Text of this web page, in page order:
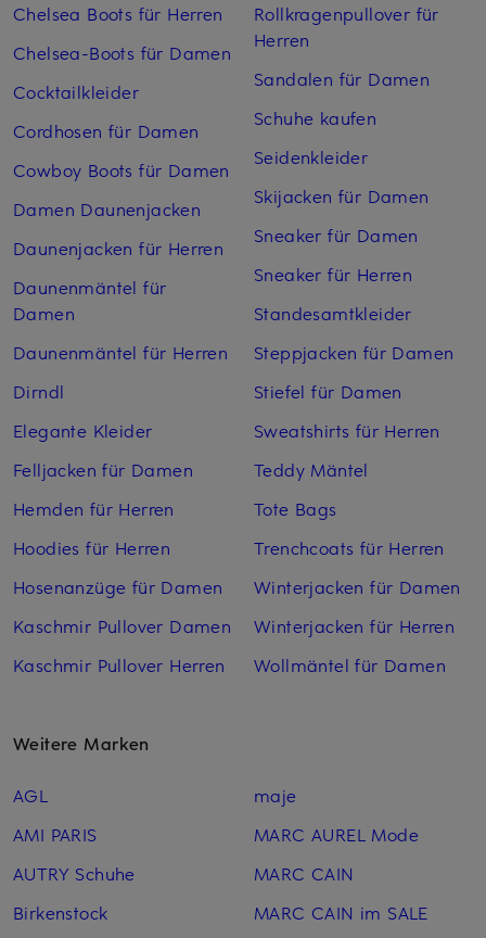
Chelsea Boots für Herren
Chelsea-Boots für Damen
Cocktailkleider
Cordhosen für Damen
Cowboy Boots für Damen
Damen Daunenjacken
Daunenjacken für Herren
Daunenmäntel für
Damen
Daunenmäntel für Herren
Dirndl
Elegante Kleider
Felljacken für Damen
Hemden für Herren
Hoodies für Herren
Hosenanzüge für Damen
Kaschmir Pullover Damen
Kaschmir Pullover Herren
Rollkragenpullover für
Herren
Sandalen für Damen
Schuhe kaufen
Seidenkleider
Skijacken für Damen
Sneaker für Damen
Sneaker für Herren
Standesamtkleider
Steppjacken für Damen
Stiefel für Damen
Sweatshirts für Herren
Teddy Mäntel
Tote Bags
Trenchcoats für Herren
Winterjacken für Damen
Winterjacken für Herren
Wollmäntel für Damen
Weitere Marken
AGL
AMI PARIS
AUTRY Schuhe
Birkenstock
maje
MARC AUREL Mode
MARC CAIN
MARC CAIN im SALE